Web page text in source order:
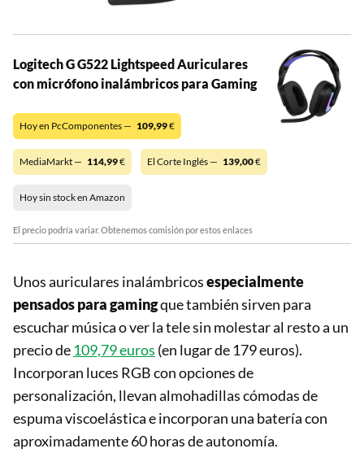
Logitech G G522 Lightspeed Auriculares
con micrófono inalámbricos para Gaming
Hoy en PcComponentes — 109,99€
MediaMarkt — 114,99€ El Corte Inglés — 139,00€
Hoy sin stock en Amazon
El precio podría variar. Obtenemos comisión por estos enlaces
Unos auriculares inalámbricosespecialmente
pensados para gamingque también sirven para
escuchar música o ver la tele sin molestar al resto a un
precio de 109,79 euros (en lugar de 179 euros).
Incorporan luces RGB con opciones de
personalización, llevan almohadillas cómodas de
espuma viscoelástica e incorporan una batería con
aproximadamente 60 horas de autonomía.